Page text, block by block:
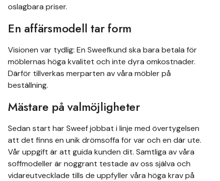
oslagbara priser.
En affärsmodell tar form
Visionen var tydlig: En Sweefkund ska bara betala för
möblernas höga kvalitet och inte dyra omkostnader.
Därför tillverkas merparten av våra möbler på
beställning.
Mästare på valmöjligheter
Sedan start har Sweef jobbat i linje med övertygelsen
att det finns en unik drömsoffa för var och en där ute.
Vår uppgift är att guida kunden dit. Samtliga av våra
soffmodeller är noggrant testade av oss själva och
vidareutvecklade tills de uppfyller våra höga krav på